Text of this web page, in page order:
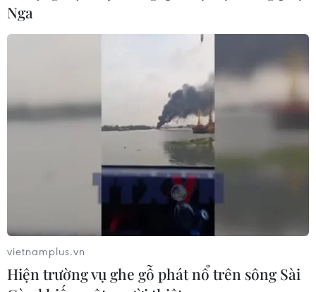
#Cơ khí nông nghiệp
#Nông sản Việt Nam
#Đồng bằng sông Cửu Long
#Nông nghiệp thông minh
Tp. Hồ Chí Minh
Theo dõi VietnamPlus
Nga
vietnamplus.vn
Hiện trường vụ ghe gỗ phát nổ trên sông Sài